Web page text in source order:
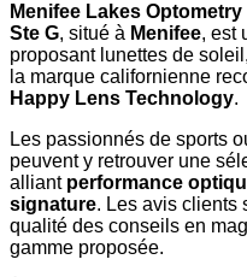
Menifee Lakes
Ste G, situé à Menifee, est
proposant lunettes de
la marque californienne
Happy Lens Technology.
Les passionnés de sports
peuvent y retrouver une
alliant performance
signature. Les avis clients
qualité des conseils en
gamme proposée.